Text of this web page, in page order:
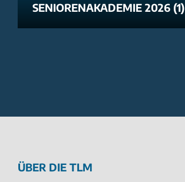
SENIORENAKADEMIE 2026 (1)
ÜBER DIE TLM